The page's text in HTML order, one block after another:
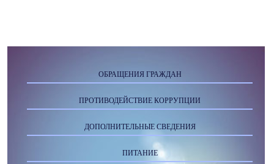
ОБРАЩЕНИЯ ГРАЖДАН
ПРОТИВОДЕЙСТВИЕ КОРРУПЦИИ
ДОПОЛНИТЕЛЬНЫЕ СВЕДЕНИЯ
ПИТАНИЕ